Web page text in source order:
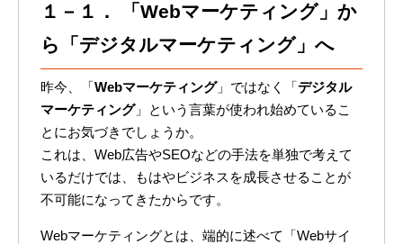
１－１． 「Webマーケティング」か
ら「デジタルマーケティング」へ
昨今、「Webマーケティング」ではなく「デジタル
マーケティング」という言葉が使われ始めているこ
とにお気づきでしょうか。
これは、Web広告やSEOなどの手法を単独で考えて
いるだけでは、もはやビジネスを成長させることが
不可能になってきたからです。
Webマーケティングとは、端的に述べて「Webサイ